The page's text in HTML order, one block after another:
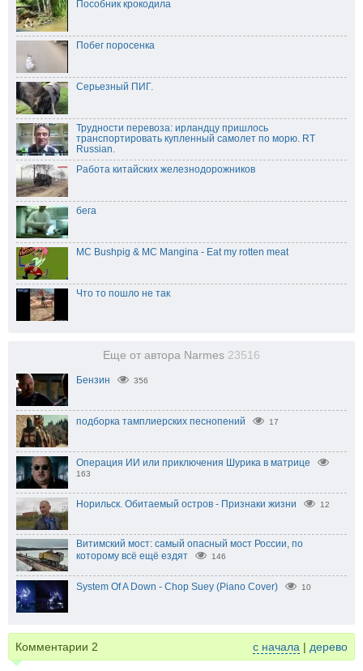
Пособник крокодила
Побег поросенка
Серьезный ПИГ.
Трудности перевоза: ирландцу пришлось
транспортировать купленный самолет по морю. RT
Russian.
Работа китайских железнодорожников
бега
MC Bushpig & MC Mangina - Eat my rotten meat
Что то пошло не так
Еще от автора Narmes 23516
Бензин 356
подборка тамплиерских песнопений 17
Операция ИИ или приключения Шурика в матрице
163
Норильск. Обитаемый остров - Признаки жизни 12
Витимский мост: самый опасный мост России, по
которому всё ещё ездят
146
System Of A Down - Chop Suey (Piano Cover) 10
Комментарии 2 с начала | дерево